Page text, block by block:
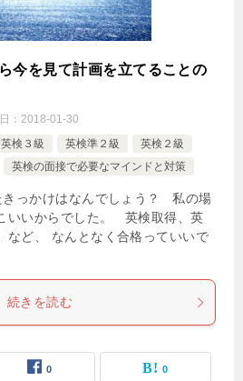
今を見て計画を立てることの
： 2018-01-30
英検３級 英検準２級
英検２級
英検の面接で必要なマインドと対策
きっかけはなんでしょう？ 私の場
いいからでした。 英検取得、英
など、 なんとなく合格っていいで
続きを読む
0 0